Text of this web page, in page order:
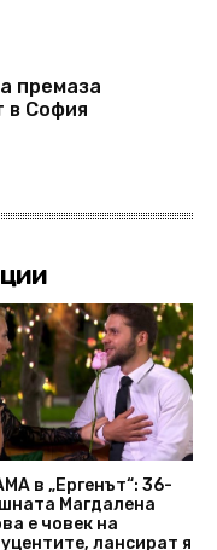
премаза
в София
в „Ергенът“: 36-
Магдалена
е човек на
лансират я